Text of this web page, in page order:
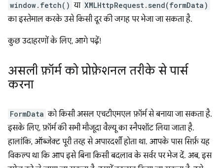
window.fetch() या XMLHttpRequest.send(formData)
का इस्तेमाल करके उसे किसी दूर की जगह पर भेजा जा सकता है.
कुछ उदाहरणों के लिए, आगे पढ़ें!
असली फ़ॉर्म को प्रोफ़ेशनल तरीके से पार्स
करना
FormData को किसी असल एचटीएमएल फ़ॉर्म से बनाया जा सकता है.
इसके लिए, फ़ॉर्म की सभी मौजूदा वैल्यू का स्नैपशॉट लिया जाता है.
हालांकि, ऑब्जेक्ट पूरी तरह से अपारदर्शी होता था. आपके पास सिर्फ़ यह
विकल्प था कि आप इसे बिना किसी बदलाव के सर्वर पर भेज दें. अब, इस